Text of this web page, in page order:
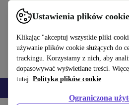
Ustawienia plików cookie
Klikając "akceptuj wszystkie pliki
używanie plików cookie służących do
trackingu. Korzystamy z nich, aby
dopasowywać wyświetlane treści.
tutaj: Polityka plików cookie
Ograniczona
Korzystaj z refurbed szybko i łatwo